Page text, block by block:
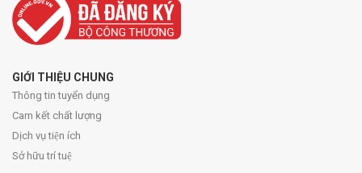
GIỚI THIỆU CHUNG
Thông tin tuyển dụng
Cam kết chất lượng
Dịch vụ tiện ích
Sở hữu trí tuệ